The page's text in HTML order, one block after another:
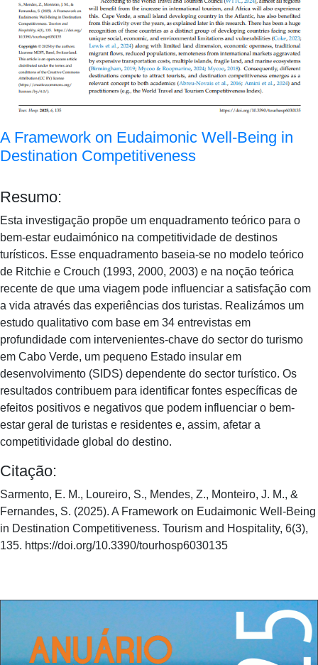
A Framework on Eudaimonic Well-Being in
Destination Competitiveness
Resumo:
Esta investigação propõe um enquadramento teórico para o
bem-estar eudaimónico na competitividade de destinos
turísticos. Esse enquadramento baseia-se no modelo teórico
de Ritchie e Crouch (1993, 2000, 2003) e na noção teórica
recente de que uma viagem pode influenciar a satisfação com
a vida através das experiências dos turistas. Realizámos um
estudo qualitativo com base em 34 entrevistas em
profundidade com intervenientes-chave do sector do turismo
em Cabo Verde, um pequeno Estado insular em
desenvolvimento (SIDS) dependente do sector turístico. Os
resultados contribuem para identificar fontes específicas de
efeitos positivos e negativos que podem influenciar o bem-
estar geral de turistas e residentes e, assim, afetar a
competitividade global do destino.
Citação:
Sarmento, E. M., Loureiro, S., Mendes, Z., Monteiro, J. M., &
Fernandes, S. (2025). A Framework on Eudaimonic Well-Being
in Destination Competitiveness. Tourism and Hospitality, 6(3),
135. https://doi.org/10.3390/tourhosp6030135